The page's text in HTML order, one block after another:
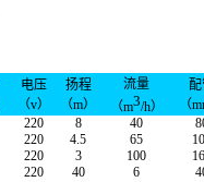
电压
（v）
扬程
（m）
流量
（m3/h）
（
220 8 40
220 4.5 65
220 3 100
220 40 6